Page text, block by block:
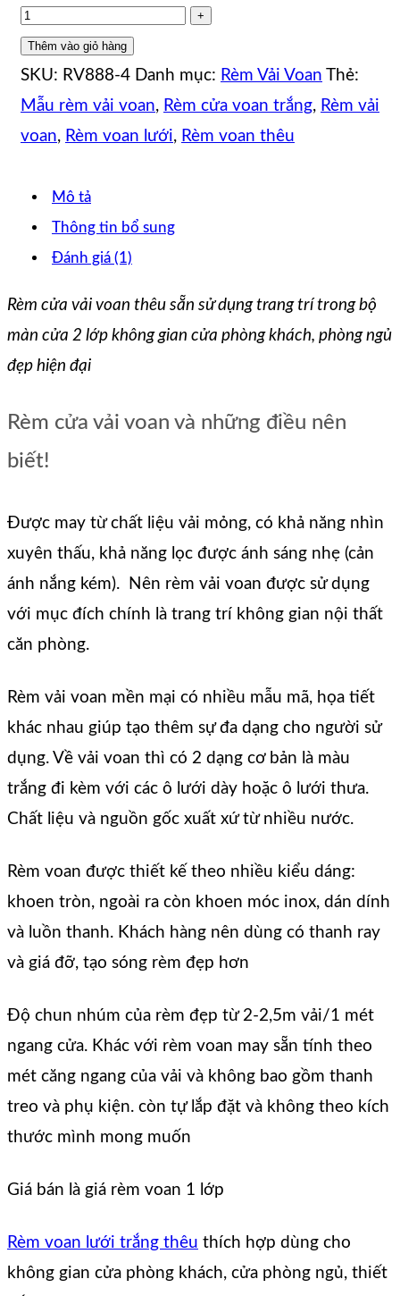
Thêm vào giỏ hàng
SKU: RV888-4 Danh mục: Rèm Vải Voan Thẻ:
Mẫu rèm vải voan, Rèm cửa voan trắng, Rèm vải
voan, Rèm voan lưới, Rèm voan thêu
Mô tả
Thông tin bổ sung
Đánh giá (1)
Rèm cửa vải voan thêu sẵn sử dụng trang trí trong bộ
màn cửa 2 lớp không gian cửa phòng khách, phòng ngủ
đẹp hiện đại
Rèm cửa vải voan và những điều nên
biết!
Được may từ chất liệu vải mỏng, có khả năng nhìn
xuyên thấu, khả năng lọc được ánh sáng nhẹ (cản
ánh nắng kém). Nên rèm vải voan được sử dụng
với mục đích chính là trang trí không gian nội thất
căn phòng.
Rèm vải voan mền mại có nhiều mẫu mã, họa tiết
khác nhau giúp tạo thêm sự đa dạng cho người sử
dụng. Về vải voan thì có 2 dạng cơ bản là màu
trắng đi kèm với các ô lưới dày hoặc ô lưới thưa.
Chất liệu và nguồn gốc xuất xứ từ nhiều nước.
Rèm voan được thiết kế theo nhiều kiểu dáng:
khoen tròn, ngoài ra còn khoen móc inox, dán dính
và luồn thanh. Khách hàng nên dùng có thanh ray
và giá đỡ, tạo sóng rèm đẹp hơn
Độ chun nhúm của rèm đẹp từ 2-2,5m vải/1 mét
ngang cửa. Khác với rèm voan may sẵn tính theo
mét căng ngang của vải và không bao gồm thanh
treo và phụ kiện. còn tự lắp đặt và không theo kích
thước mình mong muốn
Giá bán là giá rèm voan 1 lớp
Rèm voan lưới trắng thêu thích hợp dùng cho
không gian cửa phòng khách, cửa phòng ngủ, thiết